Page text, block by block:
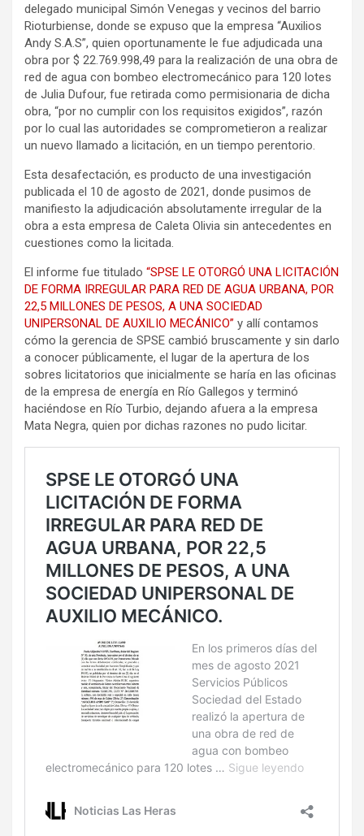
delegado municipal Simón Venegas y vecinos del barrio
Rioturbiense, donde se expuso que la empresa “Auxilios
Andy S.A.S”, quien oportunamente le fue adjudicada una
obra por $ 22.769.998,49 para la realización de una obra de
red de agua con bombeo electromecánico para 120 lotes
de Julia Dufour, fue retirada como permisionaria de dicha
obra, “por no cumplir con los requisitos exigidos”, razón
por lo cual las autoridades se comprometieron a realizar
un nuevo llamado a licitación, en un tiempo perentorio.
Esta desafectación, es producto de una investigación
publicada el 10 de agosto de 2021, donde pusimos de
manifiesto la adjudicación absolutamente irregular de la
obra a esta empresa de Caleta Olivia sin antecedentes en
cuestiones como la licitada.
El informe fue titulado “SPSE LE OTORGÓ UNA LICITACIÓN
DE FORMA IRREGULAR PARA RED DE AGUA URBANA, POR
22,5 MILLONES DE PESOS, A UNA SOCIEDAD
UNIPERSONAL DE AUXILIO MECÁNICO” y allí contamos
cómo la gerencia de SPSE cambió bruscamente y sin darlo
a conocer públicamente, el lugar de la apertura de los
sobres licitatorios que inicialmente se haría en las oficinas
de la empresa de energía en Río Gallegos y terminó
haciéndose en Río Turbio, dejando afuera a la empresa
Mata Negra, quien por dichas razones no pudo licitar.